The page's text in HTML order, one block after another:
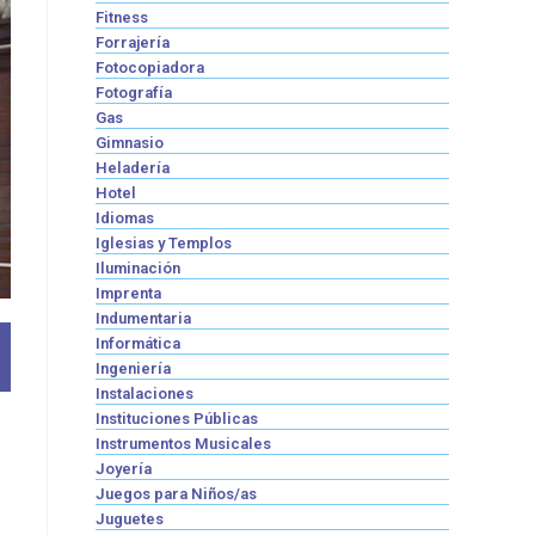
Fitness
Forrajería
Fotocopiadora
Fotografía
Gas
Gimnasio
Heladería
Hotel
Idiomas
Iglesias y Templos
Iluminación
Imprenta
Indumentaria
Informática
Ingeniería
Instalaciones
Instituciones Públicas
Instrumentos Musicales
Joyería
Juegos para Niños/as
Juguetes